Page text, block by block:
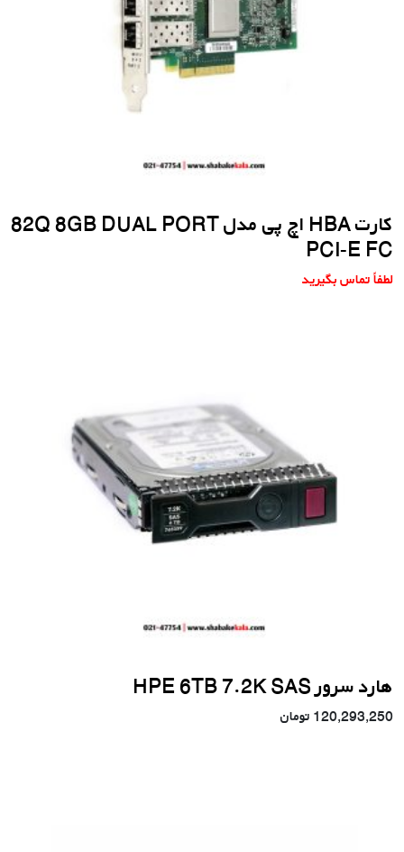
کارت HBA اچ پی مدل 82Q 8GB DUAL PORT
PCI-E FC
لطفاً تماس بگیرید
هارد سرور HPE 6TB 7.2K SAS
120,293,250 تومان